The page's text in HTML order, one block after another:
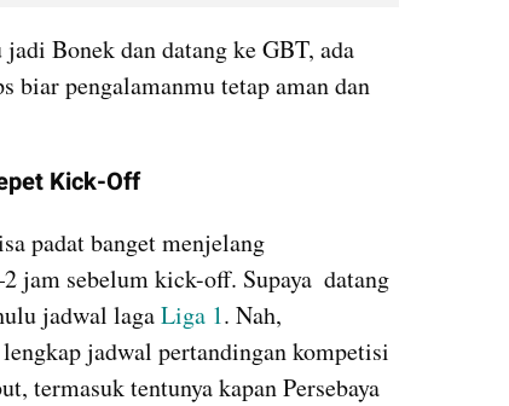
Bonek dan datang ke GBT, ada
biar pengalamanmu tetap aman dan
Kick-Off
padat banget menjelang
jam sebelum kick-off. Supaya  datang
jadwal laga Liga 1. Nah,
jadwal pertandingan kompetisi
termasuk tentunya kapan Persebaya